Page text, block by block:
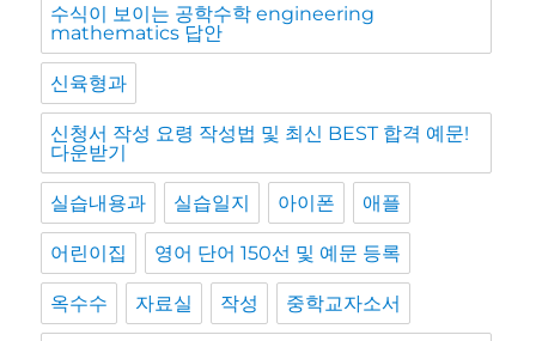
수식이 보이는 공학수학 engineering
mathematics 답안
신육형과
신청서 작성 요령 작성법 및 최신 BEST 합격 예문!
다운받기
실습내용과 실습일지 아이폰 애플
어린이집 영어 단어 150선 및 예문 등록
옥수수 자료실 작성 중학교자소서